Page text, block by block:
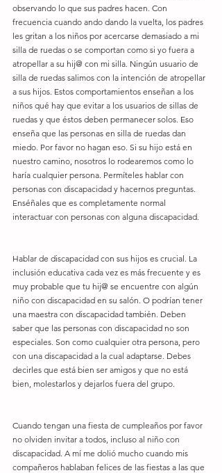
observando lo que sus padres hacen. Con
frecuencia cuando ando dando la vuelta, los padres
les gritan a los niños por acercarse demasiado a mi
silla de ruedas o se comportan como si yo fuera a
atropellar a su hij@ con mi silla. Ningún usuario de
silla de ruedas salimos con la intención de atropellar
a sus hijos. Estos comportamientos enseñan a los
niños qué hay que evitar a los usuarios de sillas de
ruedas y que éstos deben permanecer solos. Eso
enseña que las personas en silla de ruedas dan
miedo. Por favor no hagan eso. Si su hijo está en
nuestro camino, nosotros lo rodearemos como lo
haría cualquier persona. Permíteles hablar con
personas con discapacidad y hacernos preguntas.
Enséñales que es completamente normal
interactuar con personas con alguna discapacidad.
Hablar de discapacidad con sus hijos es crucial. La
inclusión educativa cada vez es más frecuente y es
muy probable que tu hij@ se encuentre con algún
niño con discapacidad en su salón. O podrían tener
una maestra con discapacidad también. Deben
saber que las personas con discapacidad no son
especiales. Son como cualquier otra persona, pero
con una discapacidad a la cual adaptarse. Debes
decirles que está bien ser amigos y que no está
bien, molestarlos y dejarlos fuera del grupo.
Cuando tengan una fiesta de cumpleaños por favor
no olviden invitar a todos, incluso al niño con
discapacidad. A mí me dolió mucho cuando mis
compañeros hablaban felices de las fiestas a las que